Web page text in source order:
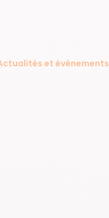
et évènements